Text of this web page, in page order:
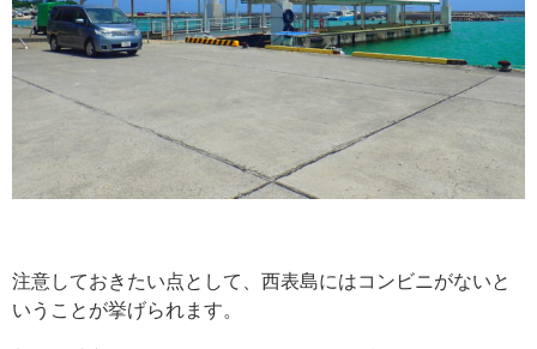
注意しておきたい点として、西表島にはコンビニがないと
いうことが挙げられます。